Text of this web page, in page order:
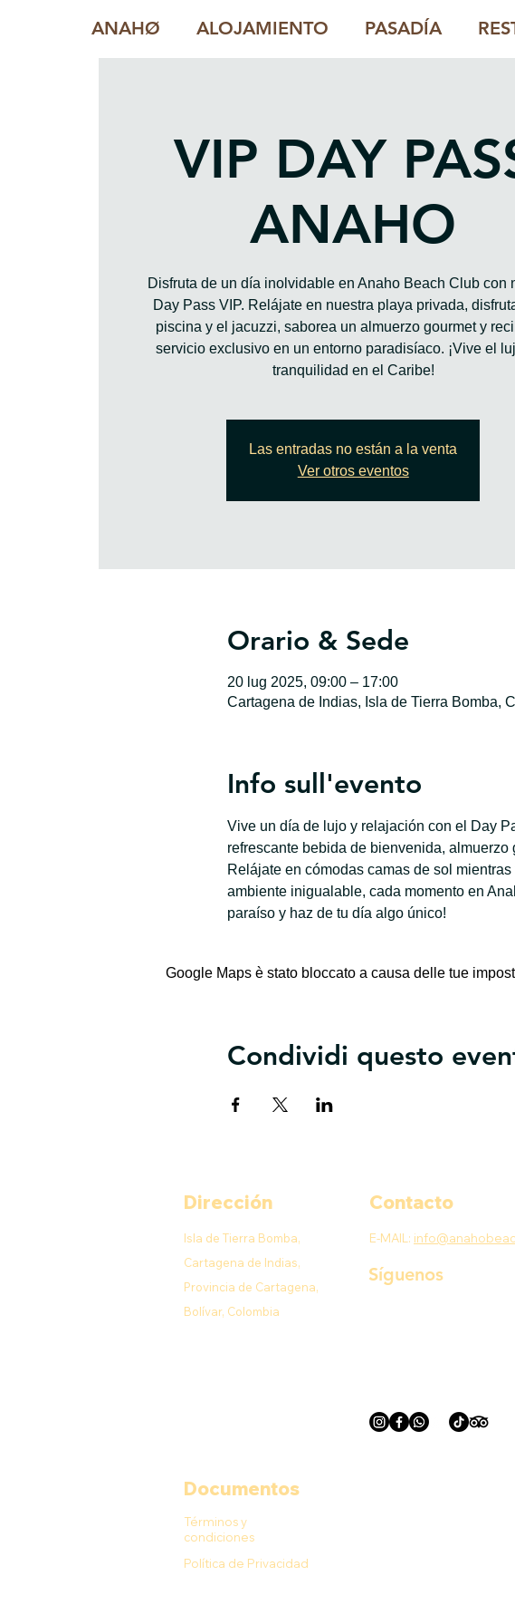
ANAHØ ALOJAMIENTO PASADÍA
VIP DAY
ANAHO
Disfruta de un día inolvidable en Anaho Beach Club con
Day Pass VIP. Relájate en nuestra playa privada,
piscina y el jacuzzi, saborea un almuerzo gourmet y
servicio exclusivo en un entorno paradisíaco. ¡Vive el
tranquilidad en el Caribe!
Las entradas no están a la venta
Ver otros eventos
Orario & Sede
20 lug 2025, 09:00 – 17:00
Cartagena de Indias, Isla de Tierra Bomba,
Info sull'evento
Vive un día de lujo y relajación con el Day
refrescante bebida de bienvenida,
Relájate en cómodas camas de sol
ambiente inigualable, cada momento en
paraíso y haz de tu día algo único!
Google Maps è stato bloccato a causa delle tue
Condividi questo
Dirección
Isla de Tierra Bomba,
Cartagena de Indias,
Provincia de Cartagena,
Bolívar, Colombia
Contacto
E-MAIL:
Síguenos
Documentos
Términos y
condiciones
Política de Privacidad